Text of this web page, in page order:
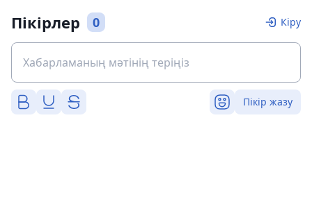
Пікірлер 0 Кіру
Пікір жазу